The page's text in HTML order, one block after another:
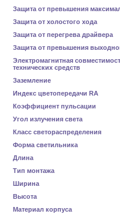
Защита от превышения
Защита от холостого хода
Защита от перегрева драйвера
Защита от превышения
Электромагнитная
технических средств
Заземление
Индекс цветопередачи RA
Коэффициент пульсации
Угол излучения света
Класс светораспределения
Форма светильника
Длина
Тип монтажа
Ширина
Высота
Материал корпуса